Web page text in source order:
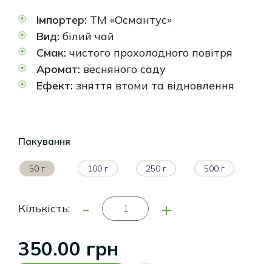
Імпортер: ТМ «Османтус»
Вид: білий чай
Смак: чистого прохолодного повітря
Аромат: весняного саду
Ефект: зняття втоми та відновлення
Пакування
50 г 100 г 250 г 500 г
Кількість: - +
350.00 грн